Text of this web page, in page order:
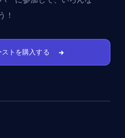
！
トを購入する